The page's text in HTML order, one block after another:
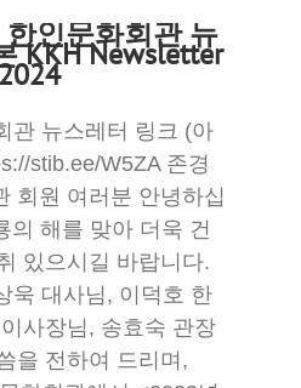
한인문화회관 뉴
KKH Newsletter
관 뉴스레터 링크 (아
stib.ee/W5ZA 존경
회원 여러분 안녕하십
의 해를 맞아 더욱 건
있으시길 바랍니다.
욱 대사님, 이덕호 한
사장님, 송효숙 관장
을 전하여 드리며,